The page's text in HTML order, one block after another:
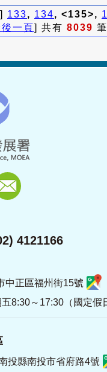
] 133, 134, <135>,
一頁] 共有 8039
4121166
中正區福州街15號
8:30～17:30（國定假
投縣南投市省府路4號